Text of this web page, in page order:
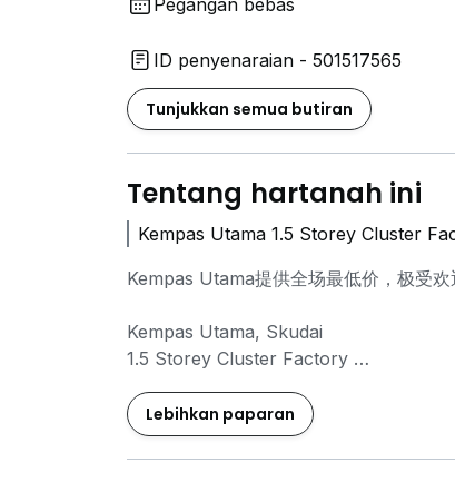
Pegangan bebas
ID penyenaraian - 501517565
Tunjukkan semua butiran
Tentang hartanah ini
Kempas Utama 1.5 Storey Cluster
Kempas Utama提供全场最低价，极受欢
Kempas Utama, Skudai
1.5 Storey Cluster Factory
Build up 5,600sqft
Ground Floor 4,400sqft
1st Floor 1,200sqft
Lebihkan paparan